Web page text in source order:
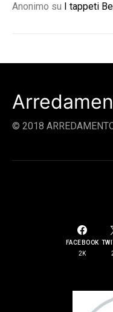
Anonimo su I tappeti
© 2018
FACEBOOK
2K